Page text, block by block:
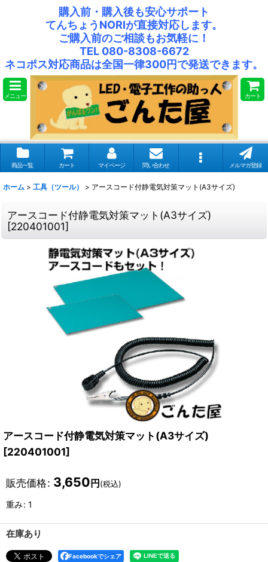
購入前・購入後も安心サポート
てんちょうNORIが直接対応します。
ご購入前のご相談もお気軽に！
TEL 080-8308-6672
ネコポス対応商品は全国一律300円で発送できます。
メニュー カート
商品一覧 カート マイページ 問い合わせ メルマガ登録
ホーム > 工具（ツール） > アースコード付静電気対策マット(A3サイズ)
アースコード付静電気対策マット(A3サイズ)
[220401001]
アースコード付静電気対策マット(A3サイズ)
[220401001]
販売価格: 3,650円(税込)
重み: 1
在庫あり
Facebookでシェア